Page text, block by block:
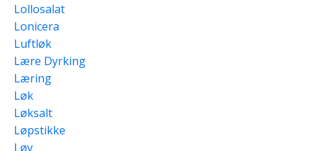
Lollosalat
Lonicera
Luftløk
Lære Dyrking
Læring
Løk
Løksalt
Løpstikke
Løv